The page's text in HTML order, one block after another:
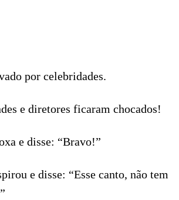
por celebridades.
e diretores ficaram chocados!
e disse: “Bravo!”
e disse: “Esse canto, não tem